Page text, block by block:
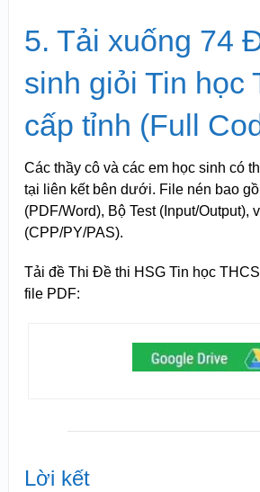
5. Tải xuống 74
sinh giỏi Tin học
cấp tỉnh (Full
Các thầy cô và các em học sinh có
tại liên kết bên dưới. File nén bao
(PDF/Word), Bộ Test (Input/Output),
(CPP/PY/PAS).
Tải đề Thi Đề thi HSG Tin học
file PDF:
Lời kết